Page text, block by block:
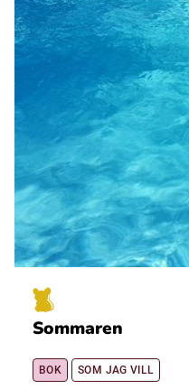
Sommaren
BOK SOM JAG VILL